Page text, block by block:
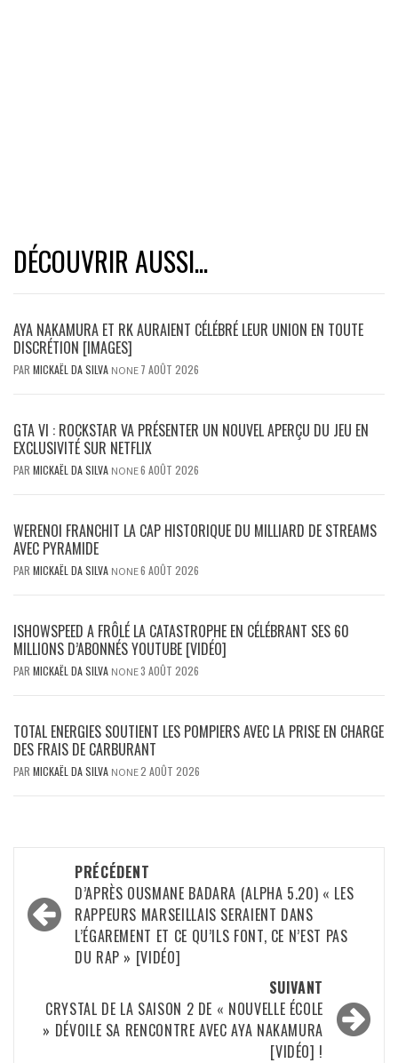
DÉCOUVRIR AUSSI...
AYA NAKAMURA ET RK AURAIENT CÉLÉBRÉ LEUR UNION EN TOUTE
DISCRÉTION [IMAGES]
PAR MICKAËL DA SILVA NONE 7 AOÛT 2026
GTA VI : ROCKSTAR VA PRÉSENTER UN NOUVEL APERÇU DU JEU EN
EXCLUSIVITÉ SUR NETFLIX
PAR MICKAËL DA SILVA NONE6 AOÛT 2026
WERENOI FRANCHIT LA CAP HISTORIQUE DU MILLIARD DE STREAMS
AVEC PYRAMIDE
PAR MICKAËL DA SILVA NONE6 AOÛT 2026
ISHOWSPEED A FRÔLÉ LA CATASTROPHE EN CÉLÉBRANT SES 60
MILLIONS D’ABONNÉS YOUTUBE [VIDÉO]
PAR MICKAËL DA SILVA NONE3 AOÛT 2026
TOTAL ENERGIES SOUTIENT LES POMPIERS AVEC LA PRISE EN CHARGE
DES FRAIS DE CARBURANT
PAR MICKAËL DA SILVA NONE2 AOÛT 2026
Navigation
d’article
PRÉCÉDENT
D’APRÈS OUSMANE BADARA (ALPHA 5.20) « LES
RAPPEURS MARSEILLAIS SERAIENT DANS
L’ÉGAREMENT ET CE QU’ILS FONT, CE N’EST PAS
DU RAP » [VIDÉO]
SUIVANT
CRYSTAL DE LA SAISON 2 DE « NOUVELLE ÉCOLE
» DÉVOILE SA RENCONTRE AVEC AYA NAKAMURA
[VIDÉO] !